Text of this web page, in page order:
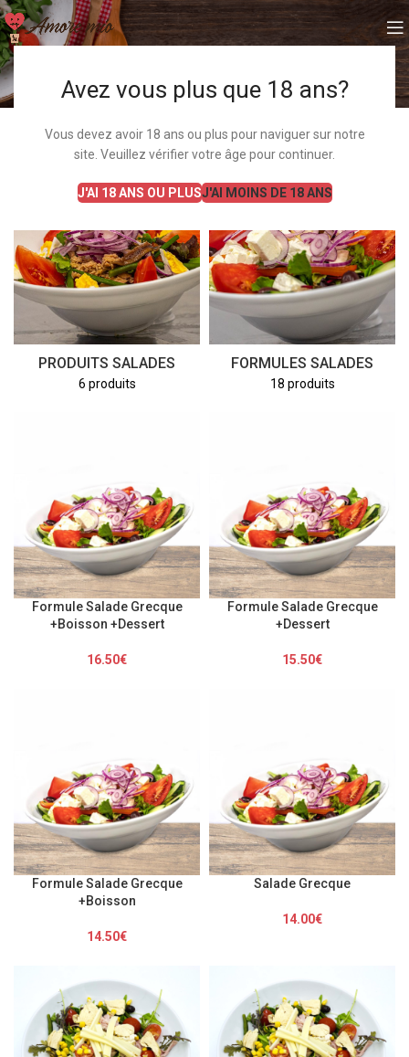
Avez vous plus que 18 ans?
Vous devez avoir 18 ans ou plus pour naviguer sur notre
site. Veuillez vérifier votre âge pour continuer.
J'AI 18 ANS OU PLUSJ'AI MOINS DE 18 ANS
Salades
Salades 24 résultats affichés
Afficher les filtres
PRODUITS SALADES
6 produits
FORMULES SALADES
18 produits
Formule Salade Grecque
+Boisson +Dessert
16.50€
Formule Salade Grecque
+Dessert
15.50€
Formule Salade Grecque
+Boisson
14.50€
Salade Grecque
14.00€